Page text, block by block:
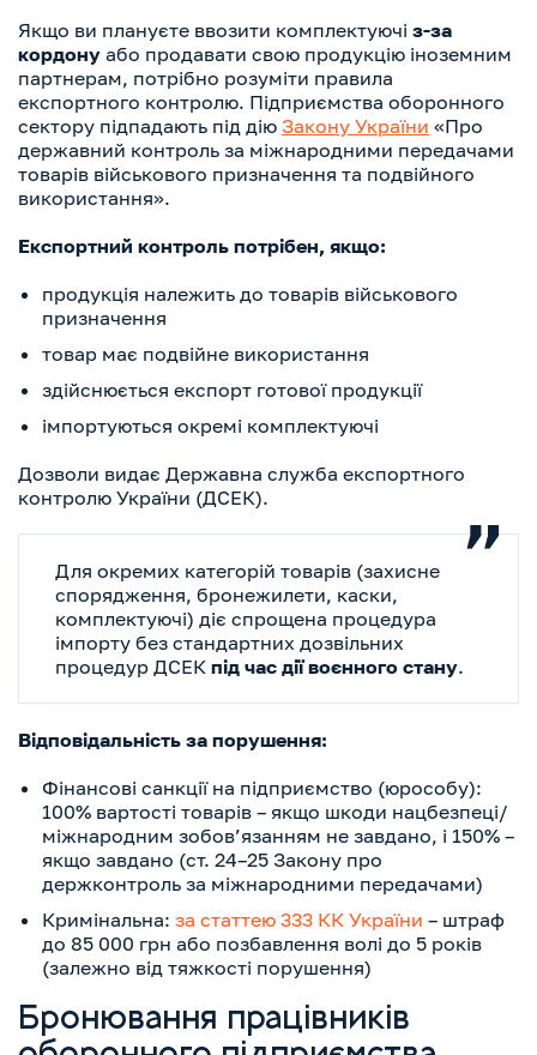
Якщо ви плануєте ввозити комплектуючі з-за
кордону або продавати свою продукцію іноземним
партнерам, потрібно розуміти правила
експортного контролю. Підприємства оборонного
сектору підпадають під дію Закону України «Про
державний контроль за міжнародними передачами
товарів військового призначення та подвійного
використання».
Експортний контроль потрібен, якщо:
продукція належить до товарів військового
призначення
товар має подвійне використання
здійснюється експорт готової продукції
імпортуються окремі комплектуючі
Дозволи видає Державна служба експортного
контролю України (ДСЕК).
Для окремих категорій товарів (захисне
спорядження, бронежилети, каски,
комплектуючі) діє спрощена процедура
імпорту без стандартних дозвільних
процедур ДСЕК під час дії воєнного стану.
Відповідальність за порушення:
Фінансові санкції на підприємство (юрособу):
100% вартості товарів – якщо шкоди нацбезпеці/
міжнародним зобов’язанням не завдано, і 150% –
якщо завдано (ст. 24–25 Закону про
держконтроль за міжнародними передачами)
Кримінальна: за статтею 333 КК України – штраф
до 85 000 грн або позбавлення волі до 5 років
(залежно від тяжкості порушення)
Бронювання працівників